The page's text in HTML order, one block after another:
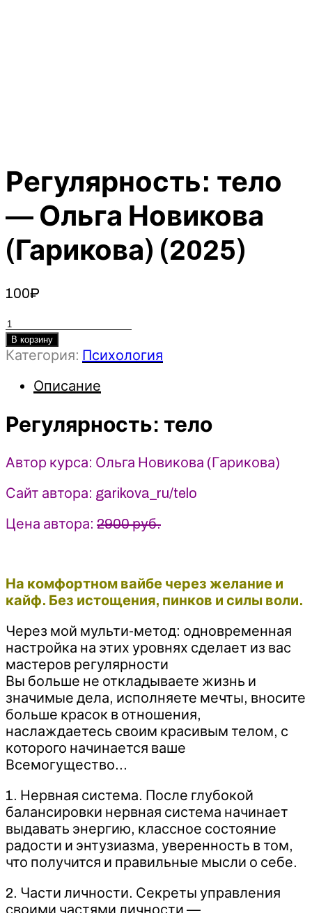
Регулярность: тело
— Ольга Новикова
(Гарикова) (2025)
100₽
Количество
товара
Регулярность:
Новикова
(Гарикова)
(2025)
В корзину
Категория: Психология
Описание
Регулярность: тело
Автор курса: Ольга Новикова (Гарикова)
Сайт автора: garikova_ru/telo
Цена автора: 2900 руб.
На комфортном вайбе через желание и
кайф. Без истощения, пинков и силы воли.
Через мой мульти-метод: одновременная
настройка на этих уровнях сделает из вас
мастеров регулярности
Вы больше не откладываете жизнь и
значимые дела, исполняете мечты, вносите
больше красок в отношения,
наслаждаетесь своим красивым телом, с
которого начинается ваше
Всемогущество…
1. Нервная система. После глубокой
балансировки нервная система начинает
выдавать энергию, классное состояние
радости и энтузиазма, уверенность в том,
что получится и правильные мысли о себе.
2. Части личности. Секреты управления
своими частями личности —